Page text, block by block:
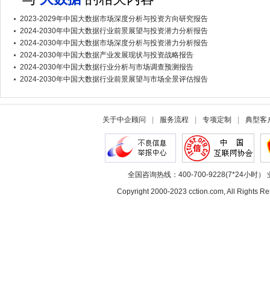
2023-2029年中国大数据市场深度分析与投资方向研究报告
2024-2030年中国大数据行业前景展望与投资潜力分析报告
2024-2030年中国大数据市场深度分析与投资潜力分析报告
2024-2030年中国大数据产业发展现状与投资战略报告
2024-2030年中国大数据行业分析与市场调查预测报告
2024-2030年中国大数据行业前景展望与市场全景评估报告
关于中企顾问 服务流程 专项定制 典型客
全国咨询热线：400-700-9228(7*24小时）
Copyright 2000-2023 cction.com, All Rights